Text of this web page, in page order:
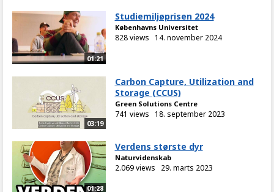
01:21
Studiemiljøprisen 2024
Københavns Universitet
828 views 14. november 2024
03:19
Carbon Capture, Utilization and
Storage (CCUS)
Green Solutions Centre
741 views 18. september 2023
01:28
Verdens største dyr
Naturvidenskab
2.069 views 29. marts 2023